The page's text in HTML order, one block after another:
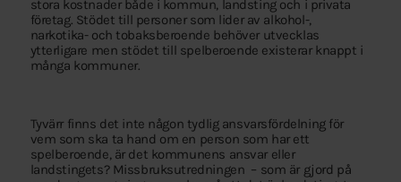
stora kostnader både i kommun, landsting och i privata
företag. Stödet till personer som lider av alkohol-,
narkotika- och tobaksberoende behöver utvecklas
ytterligare men stödet till spelberoende existerar knappt i
många kommuner.
Tyvärr finns det inte någon tydlig ansvarsfördelning för
vem som ska ta hand om en person som har ett
spelberoende, är det kommunens ansvar eller
landstingets? Missbruksutredningen – som är gjord på